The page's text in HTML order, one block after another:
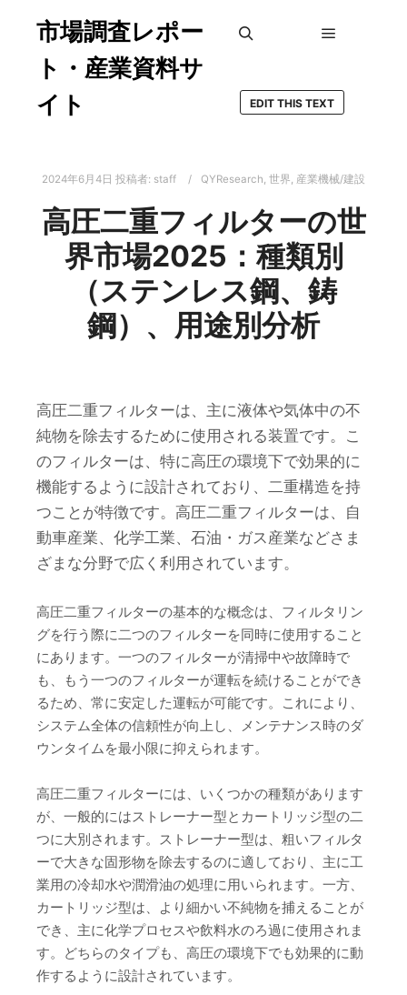
市場調査レポー
ト・産業資料サ
イト
EDIT THIS TEXT
2024年6月4日 投稿者: staff QYResearch, 世界, 産業機械/建設
高圧二重フィルターの世
界市場2025：種類別
（ステンレス鋼、鋳
鋼）、用途別分析
高圧二重フィルターは、主に液体や気体中の不
純物を除去するために使用される装置です。こ
のフィルターは、特に高圧の環境下で効果的に
機能するように設計されており、二重構造を持
つことが特徴です。高圧二重フィルターは、自
動車産業、化学工業、石油・ガス産業などさま
ざまな分野で広く利用されています。
高圧二重フィルターの基本的な概念は、フィルタリン
グを行う際に二つのフィルターを同時に使用すること
にあります。一つのフィルターが清掃中や故障時で
も、もう一つのフィルターが運転を続けることができ
るため、常に安定した運転が可能です。これにより、
システム全体の信頼性が向上し、メンテナンス時のダ
ウンタイムを最小限に抑えられます。
高圧二重フィルターには、いくつかの種類があります
が、一般的にはストレーナー型とカートリッジ型の二
つに大別されます。ストレーナー型は、粗いフィルタ
ーで大きな固形物を除去するのに適しており、主に工
業用の冷却水や潤滑油の処理に用いられます。一方、
カートリッジ型は、より細かい不純物を捕えることが
でき、主に化学プロセスや飲料水のろ過に使用されま
す。どちらのタイプも、高圧の環境下でも効果的に動
作するように設計されています。